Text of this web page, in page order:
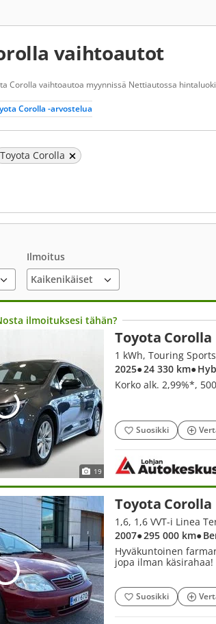
vaihtoautot
Corolla vaihtoautoa myynnissä Nettiautossa
Corolla -arvostelua
Toyota Corolla
Ilmoitus
ilmoituksesi tähän?
19
Toyota Corolla
1 kWh, Touring
2025● 24 330 km●
Korko alk. 2,99%*,
Suosikki
Toyota Corolla
2007● 295 000 km●
Hyväkuntoinen
jopa ilman käsirahaa!
Suosikki